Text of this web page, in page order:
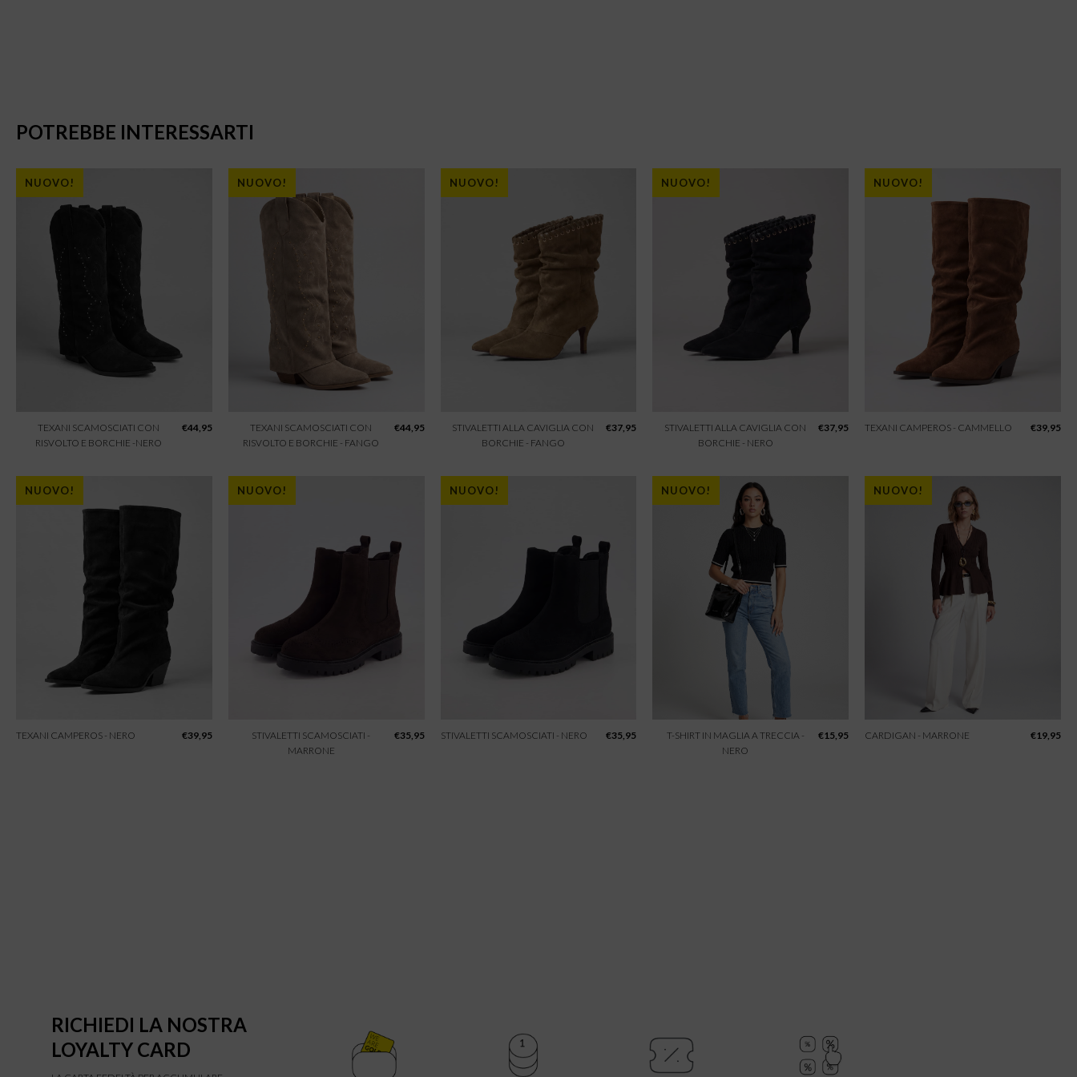
POTREBBE INTERESSARTI
NUOVO!
TEXANI SCAMOSCIATI CON
RISVOLTO E BORCHIE -NERO
€44,95
NUOVO!
TEXANI SCAMOSCIATI CON
RISVOLTO E BORCHIE - FANGO
€44,95
NUOVO!
STIVALETTI ALLA CAVIGLIA CON
BORCHIE - FANGO
€37,95
NUOVO!
STIVALETTI ALLA CAVIGLIA CON
BORCHIE - NERO
€37,95
NUOVO!
TEXANI CAMPEROS - CAMMELLO €39,95
NUOVO!
TEXANI CAMPEROS - NERO €39,95
NUOVO!
STIVALETTI SCAMOSCIATI -
MARRONE
€35,95
NUOVO!
STIVALETTI SCAMOSCIATI - NERO €35,95
NUOVO!
T-SHIRT IN MAGLIA A TRECCIA -
NERO
€15,95
NUOVO!
CARDIGAN - MARRONE €19,95
RICHIEDI LA NOSTRA
LOYALTY CARD